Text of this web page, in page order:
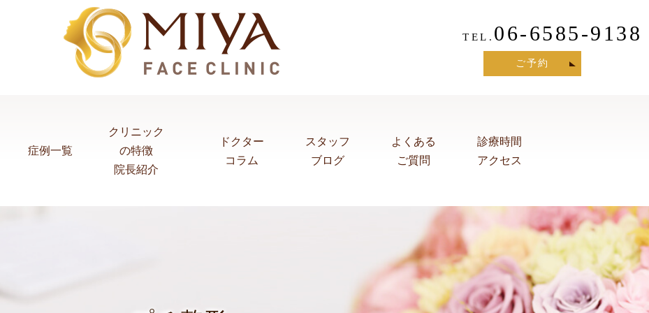
TEL. 06-6585-9138
ご予約
症例一覧
クリニック
の特徴
院長紹介
ドクター
コラム
スタッフ
ブログ
よくある
ご質問
診療時間
アクセス